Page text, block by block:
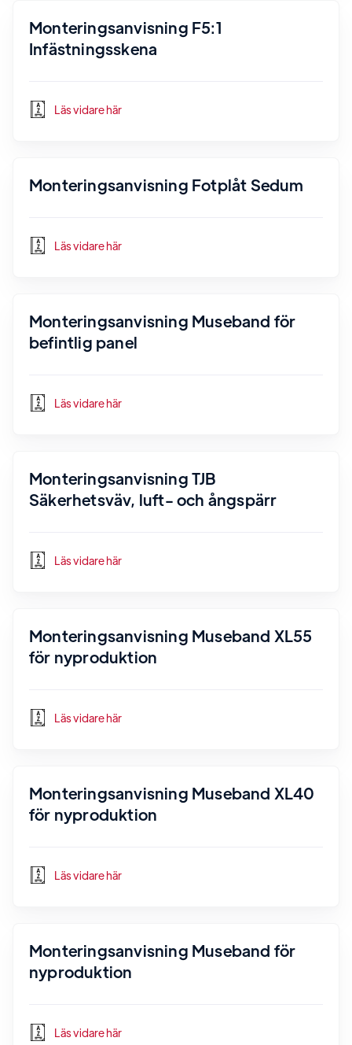
Monteringsanvisning F5:1
Infästningsskena
Läs vidare här
Monteringsanvisning Fotplåt Sedum
Läs vidare här
Monteringsanvisning Museband för
befintlig panel
Läs vidare här
Monteringsanvisning TJB
Säkerhetsväv, luft- och ångspärr
Läs vidare här
Monteringsanvisning Museband XL55
för nyproduktion
Läs vidare här
Monteringsanvisning Museband XL40
för nyproduktion
Läs vidare här
Monteringsanvisning Museband för
nyproduktion
Läs vidare här